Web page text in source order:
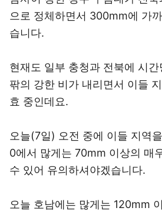
으로 정체하면서 300mm에 가
습니다.
현재도 일부 충청과 전북에 시
팎의 강한 비가 내리면서 이들
효 중인데요.
오늘(7일) 오전 중에 이들 지역
0에서 많게는 70mm 이상의 매
수 있어 유의하셔야겠습니다.
오늘 호남에는 많게는 120mm